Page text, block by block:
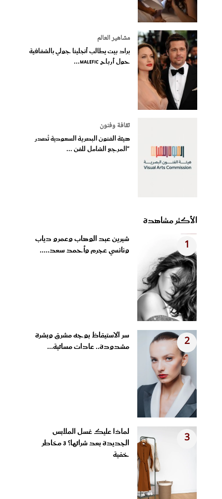
مشاهير العالم
براد بيت يطالب أنجلينا جولي بالشفافية
حول أرباح Malefic...
ثقافة وفنون
هيئة الفنون البصرية السعودية تُصدر
"المرجع الشامل للفن ...
الأكثر مشاهدة
1
شيرين عبد الوهاب وعمرو دياب
ونانسي عجرم وأحمد سعد.....
2
سر الاستيقاظ بوجه مشرق وبشرة
مشدودة.. عادات مسائية...
3
لماذا عليك غسل الملابس
الجديدة بعد شرائها؟ 3 مخاطر
خفية